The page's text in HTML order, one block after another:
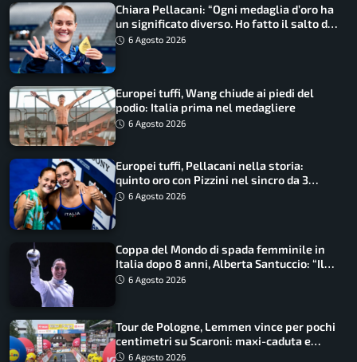
Chiara Pellacani: “Ogni medaglia d’oro ha
un significato diverso. Ho fatto il salto di
qualità”
6 Agosto 2026
Europei tuffi, Wang chiude ai piedi del
podio: Italia prima nel medagliere
6 Agosto 2026
Europei tuffi, Pellacani nella storia:
quinto oro con Pizzini nel sincro da 3
metri
6 Agosto 2026
Coppa del Mondo di spada femminile in
Italia dopo 8 anni, Alberta Santuccio: “Il
lavoro dà sempre i suoi frutti”
6 Agosto 2026
Tour de Pologne, Lemmen vince per pochi
centimetri su Scaroni: maxi-caduta e
tappa accorciata
6 Agosto 2026